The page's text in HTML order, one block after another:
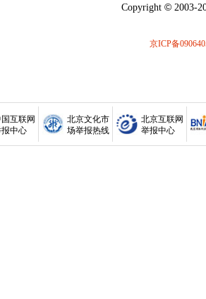
Copyright © 2003-
京ICP备
互联网
中心
北京文化市
场举报热线
北京互联网
举报中心